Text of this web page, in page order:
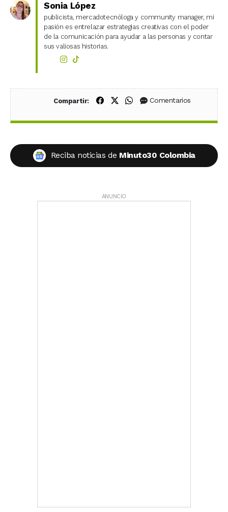
Sonia López
publicista, mercadotecnóloga y community manager, mi
pasión es entrelazar estrategias creativas con el poder
de la comunicación para ayudar a las personas y contar
sus valiosas historias.
Compartir: Compartir en Facebook
Compartir en X (Twitter)
Compartir en WhatsApp
Comentarios
Reciba noticias de Minuto30 Colombia
ANUNCIO